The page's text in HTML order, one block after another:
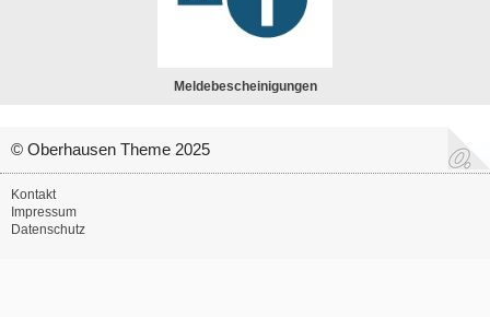
Meldebescheinigungen
© Oberhausen Theme 2025
Kontakt
Impressum
Datenschutz